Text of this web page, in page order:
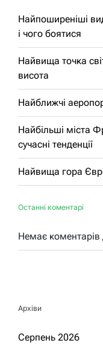
Найпоширеніші
і чого боятися
Найвища точка
висота
Найближчі
Найбільші міста
сучасні тенденції
Найвища гора
Останні коментарі
Немає коментарів
Архіви
Серпень 2026